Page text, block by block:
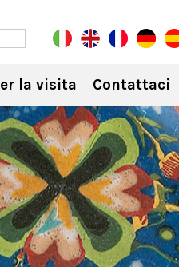
la visita Contattaci